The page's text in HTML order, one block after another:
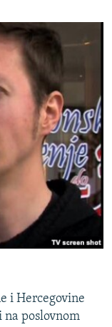
i Hercegovine
na poslovnom